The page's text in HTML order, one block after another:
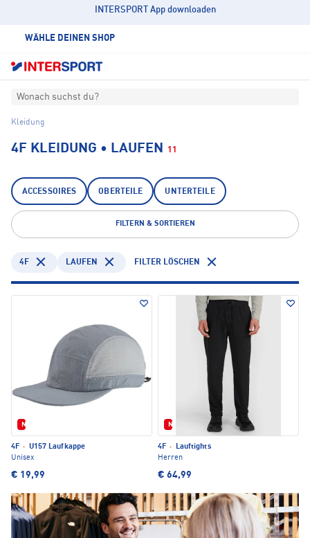
INTERSPORT App downloaden
WÄHLE DEINEN SHOP
Wonach suchst du?
Kleidung
4F KLEIDUNG • LAUFEN 11
ACCESSOIRES OBERTEILE UNTERTEILE
FILTERN & SORTIEREN
4F LAUFEN FILTER LÖSCHEN
Neu
4F · U157 Laufkappe
Unisex
€ 19,99
Neu
4F ·
Lauftights
Herren
€ 64,99